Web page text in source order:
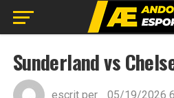
Sunderland vs
escrit per 05/19/2026